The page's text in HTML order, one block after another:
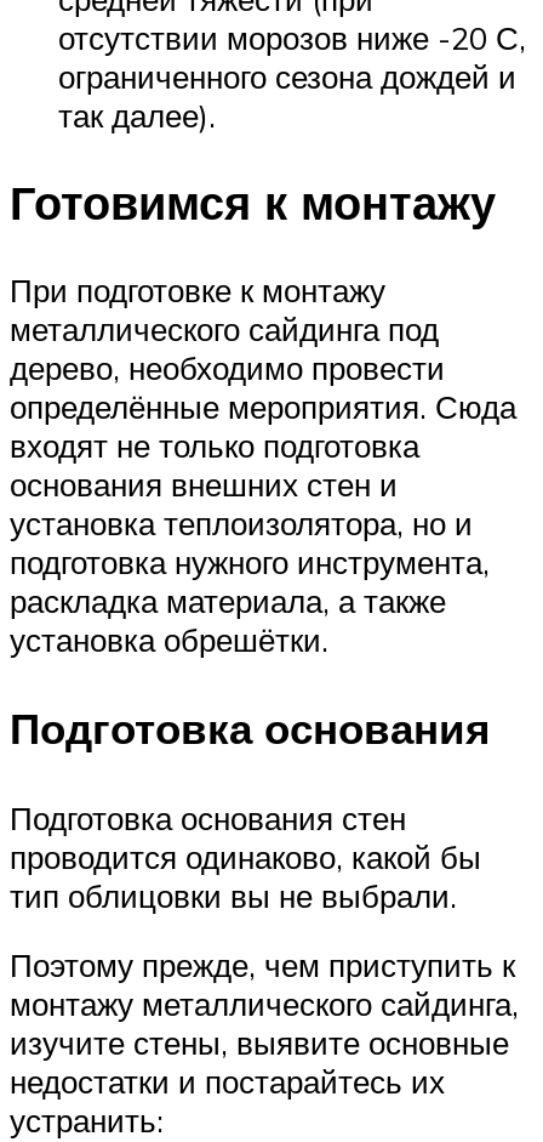
отсутствии морозов ниже -20 С,
ограниченного сезона дождей и
так далее).
Готовимся к монтажу
При подготовке к монтажу
металлического сайдинга под
дерево, необходимо провести
определённые мероприятия. Сюда
входят не только подготовка
основания внешних стен и
установка теплоизолятора, но и
подготовка нужного инструмента,
раскладка материала, а также
установка обрешётки.
Подготовка основания
Подготовка основания стен
проводится одинаково, какой бы
тип облицовки вы не выбрали.
Поэтому прежде, чем приступить к
монтажу металлического сайдинга,
изучите стены, выявите основные
недостатки и постарайтесь их
устранить: